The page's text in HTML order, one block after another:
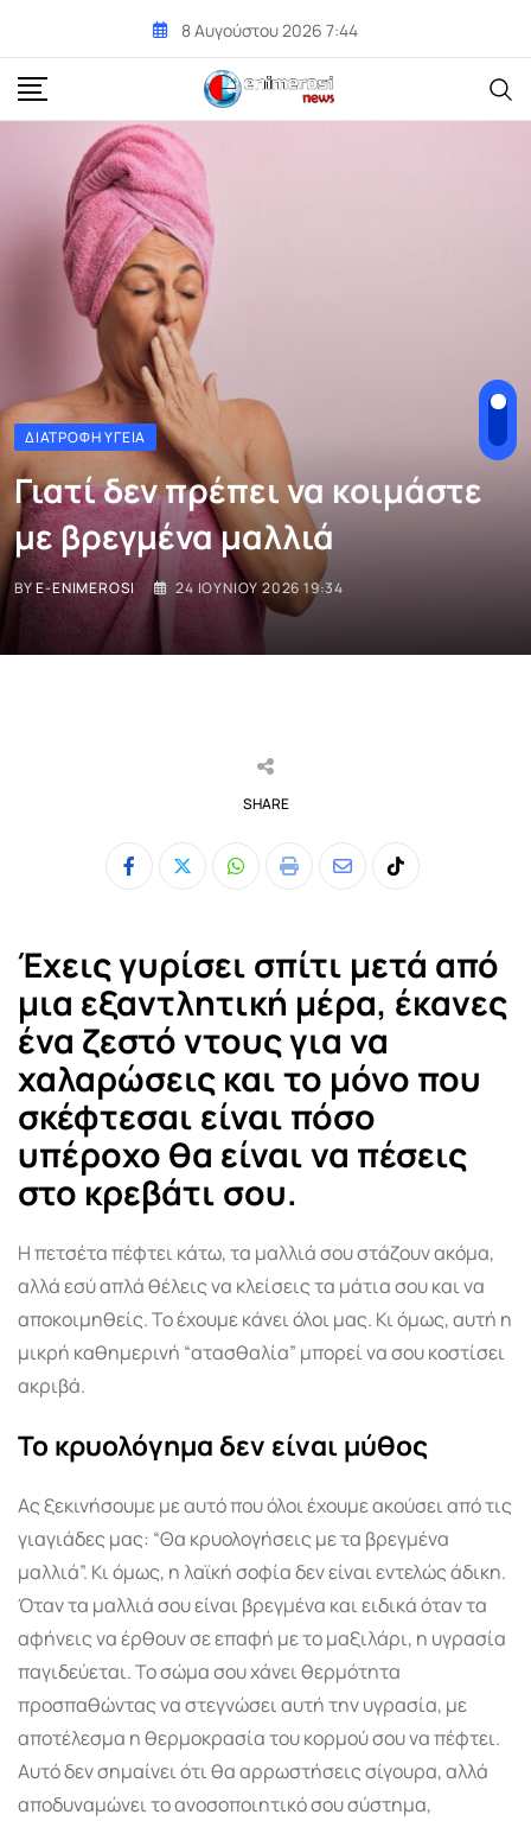
content
8 Αυγούστου 2026 7:44
ΔΙΑΤΡΟΦΉ ΥΓΕΊΑ
Γιατί δεν πρέπει να κοιμάστε
με βρεγμένα μαλλιά
BYE-ENIMEROSI 24 ΙΟΥΝΊΟΥ 2026 19:34
SHARE
Whatsapp
Print
ShareTiktok
Έχεις γυρίσει σπίτι μετά από
μια εξαντλητική μέρα, έκανες
ένα ζεστό ντους για να
χαλαρώσεις και το μόνο που
σκέφτεσαι είναι πόσο
υπέροχο θα είναι να πέσεις
στο κρεβάτι σου.
Η πετσέτα πέφτει κάτω, τα μαλλιά σου στάζουν ακόμα,
αλλά εσύ απλά θέλεις να κλείσεις τα μάτια σου και να
αποκοιμηθείς. Το έχουμε κάνει όλοι μας. Κι όμως, αυτή η
μικρή καθημερινή “ατασθαλία” μπορεί να σου κοστίσει
ακριβά.
Το κρυολόγημα δεν είναι μύθος
Ας ξεκινήσουμε με αυτό που όλοι έχουμε ακούσει από τις
γιαγιάδες μας: “Θα κρυολογήσεις με τα βρεγμένα
μαλλιά”. Κι όμως, η λαϊκή σοφία δεν είναι εντελώς άδικη.
Όταν τα μαλλιά σου είναι βρεγμένα και ειδικά όταν τα
αφήνεις να έρθουν σε επαφή με το μαξιλάρι, η υγρασία
παγιδεύεται. Το σώμα σου χάνει θερμότητα
προσπαθώντας να στεγνώσει αυτή την υγρασία, με
αποτέλεσμα η θερμοκρασία του κορμού σου να πέφτει.
Αυτό δεν σημαίνει ότι θα αρρωστήσεις σίγουρα, αλλά
αποδυναμώνει το ανοσοποιητικό σου σύστημα,